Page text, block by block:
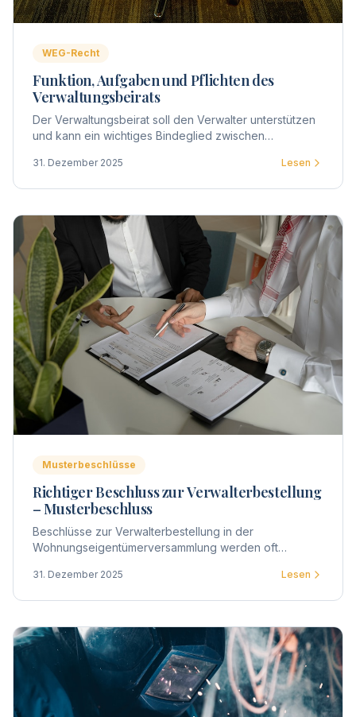
WEG-Recht
Funktion, Aufgaben und Pflichten des
Verwaltungsbeirats
Der Verwaltungsbeirat soll den Verwalter unterstützen
und kann ein wichtiges Bindeglied zwischen
zwingend vorgeschrieben ist die Wahl eines Beirats
31. Dezember 2025 Lesen
Musterbeschlüsse
Richtiger Beschluss zur Verwalterbestellung
– Musterbeschluss
Beschlüsse zur Verwalterbestellung in der
Wohnungseigentümerversammlung werden oft
für verschiedene Szenarien.
31. Dezember 2025 Lesen